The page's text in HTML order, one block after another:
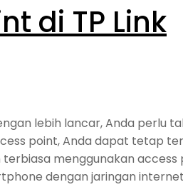
di TP Link
lebih lancar, Anda perlu
point, Anda dapat tetap
menggunakan
dengan jaringan